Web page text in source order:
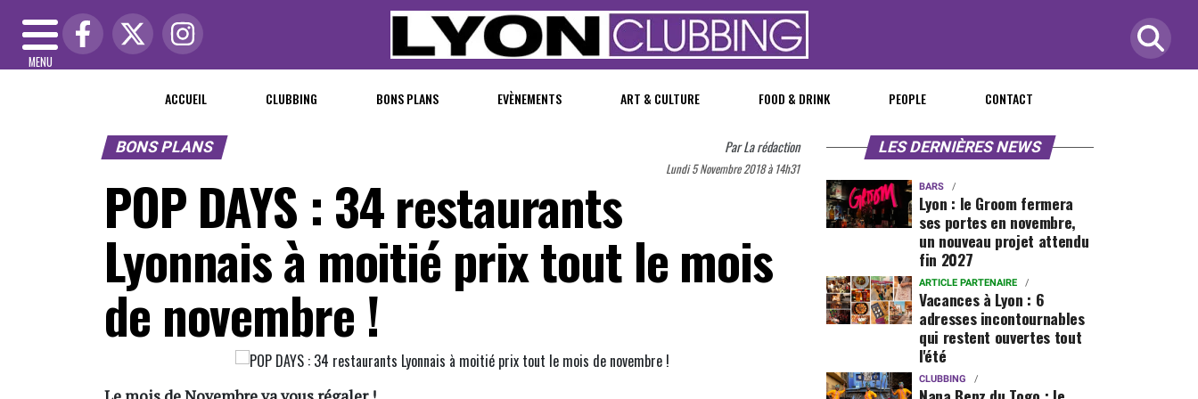
MENU
ACCUEIL CLUBBING BONS PLANS EVÈNEMENTS ART & CULTURE FOOD & DRINK PEOPLE CONTACT
BONS PLANS ParLa rédaction
Lundi 5 Novembre 2018 à 14h31
POP DAYS : 34 restaurants
Lyonnais à moitié prix tout le mois
de novembre !
LES DERNIÈRES NEWS
BARS
Lyon : le Groom fermera
ses portes en novembre,
un nouveau projet attendu
fin 2027
ARTICLE PARTENAIRE
Vacances à Lyon : 6
adresses incontournables
qui restent ouvertes tout
l'été
CLUBBING